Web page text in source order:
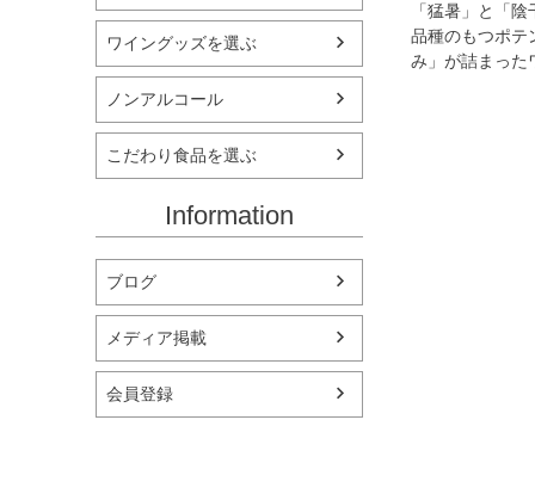
ワイングッズを選ぶ
ノンアルコール
こだわり食品を選ぶ
Information
ブログ
メディア掲載
会員登録
「猛暑」と「
品種のもつポテ
み」が詰まった